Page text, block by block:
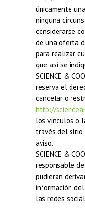
únicamente
ninguna
considerarse
de una oferta
para realizar
que así se
SCIENCE &
reserva el
cancelar o
http://
los vínculos o
través del sitio
aviso.
SCIENCE &
responsable
pudieran
información
las redes